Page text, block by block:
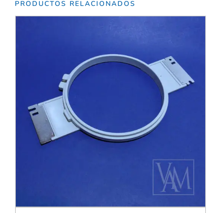
PRODUCTOS RELACIONADOS